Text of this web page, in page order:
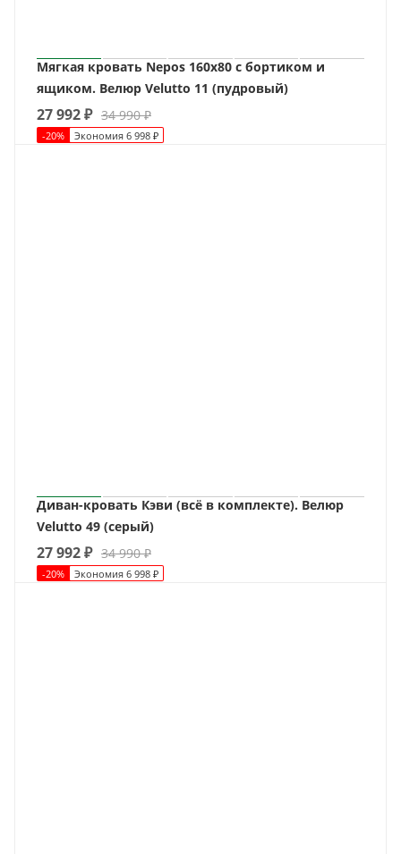
Мягкая кровать Nepos 160х80 с бортиком и
ящиком. Велюр Velutto 11 (пудровый)
27 992₽ 34 990₽
-20% Экономия 6 998 ₽
Диван-кровать Кэви (всё в комплекте). Велюр
Velutto 49 (серый)
27 992₽ 34 990₽
-20% Экономия 6 998 ₽